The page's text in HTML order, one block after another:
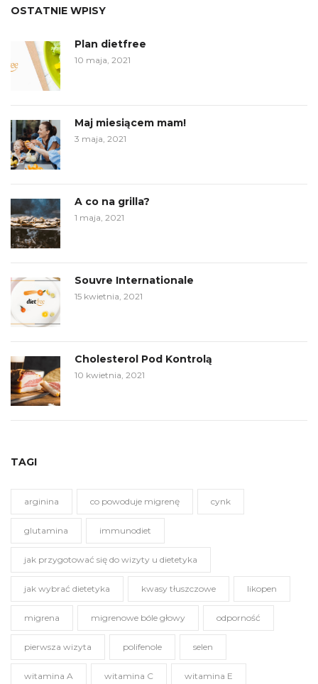
OSTATNIE WPISY
Plan dietfree
10 maja, 2021
Maj miesiącem mam!
3 maja, 2021
A co na grilla?
1 maja, 2021
Souvre Internationale
15 kwietnia, 2021
Cholesterol Pod Kontrolą
10 kwietnia, 2021
TAGI
arginina co powoduje migrenę cynk
glutamina immunodiet
jak przygotować się do wizyty u dietetyka
jak wybrać dietetyka kwasy tłuszczowe likopen
migrena migrenowe bóle głowy odporność
pierwsza wizyta polifenole selen
witamina A witamina C witamina E